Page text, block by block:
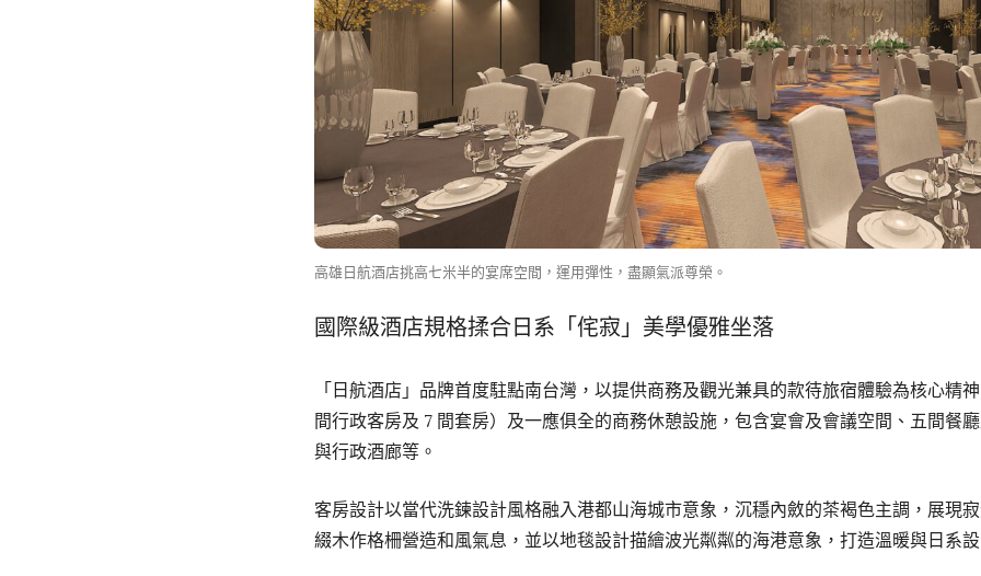
高雄日航酒店挑高七米半的宴席空間，運用彈性，盡顯氣派尊榮。
國際級酒店規格揉合日系「侘寂」美學優雅坐落
「日航酒店」品牌首度駐點南台灣，以提供商務及觀光兼具的款待旅宿體驗為核心精
間行政客房及 7 間套房）及一應俱全的商務休憩設施，包含宴會及會議空間、五間餐
與行政酒廊等。
客房設計以當代洗鍊設計風格融入港都山海城市意象，沉穩內斂的茶褐色主調，展現
綴木作格柵營造和風氣息，並以地毯設計描繪波光粼粼的海港意象，打造溫暖與日系